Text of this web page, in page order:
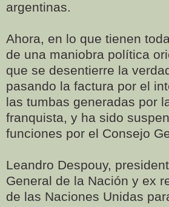
argentinas.
Ahora, en lo que tienen
de una maniobra política
que se desentierre la
pasando la factura por el
las tumbas generadas por
franquista, y ha sido
funciones por el Consejo
Leandro Despouy,
General de la Nación y ex
de las Naciones Unidas